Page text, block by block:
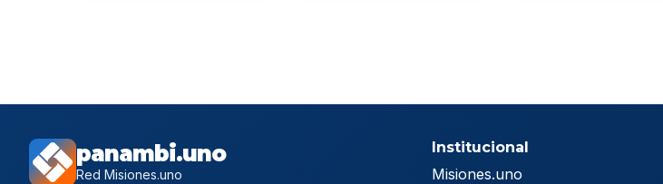
panambi.uno
Red Misiones.uno
Institucional
Misiones.uno